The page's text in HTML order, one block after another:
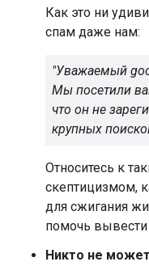
Как это ни
спам даже нам:
"Уважаемый
Мы посетили
что он не
крупных
Относитесь к
скептицизмом,
для сжигания
помочь вывести
Никто не